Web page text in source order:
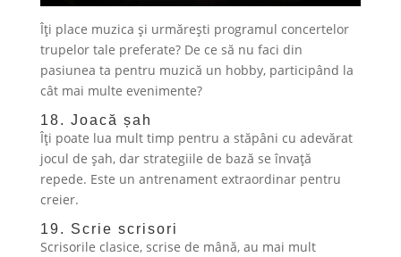
Îți place muzica și urmărești programul concertelor
trupelor tale preferate? De ce să nu faci din
pasiunea ta pentru muzică un hobby, participând la
cât mai multe evenimente?
18. Joacă șah
Îți poate lua mult timp pentru a stăpâni cu adevărat
jocul de șah, dar strategiile de bază se învață
repede. Este un antrenament extraordinar pentru
creier.
19. Scrie scrisori
Scrisorile clasice, scrise de mână, au mai mult